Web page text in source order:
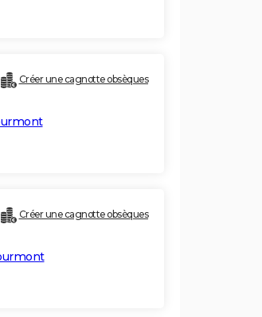
Créer une cagnotte obsèques
Créer une cagnotte obsèques